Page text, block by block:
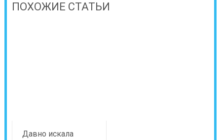
ПОХОЖИЕ СТАТЬИ
Давно искала